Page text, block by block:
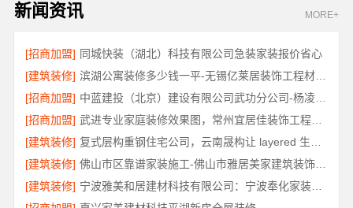
新闻资讯 MORE+
[招商加盟] 同城快装（湖北）科技有限公司急装家装报价省心
[建筑装修]
滨湖公寓装修多少钱一平-无锡亿莱居装饰工程材料有限公司
[招商加盟]
中蓝建投（北京）建设有限公司武功分公司-杨凌全包十大品牌
[招商加盟]
武进专业家庭装修效果图，常州宜居佳装饰工程有限公司精心打造
[建筑装修]
[建筑装修]
佛山市区靠谱家装施工-佛山市雅居美家建筑装饰工程有限公司
[建筑装修]
宁波雅美和居建材科技有限公司：宁波奉化家装装修线下门店地址